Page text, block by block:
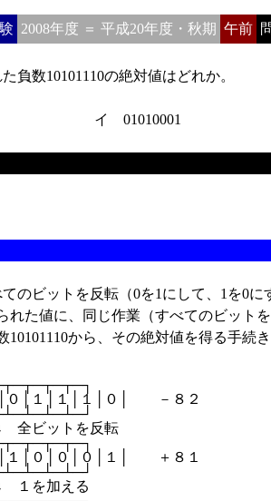
2008年度 ＝ 平成20年度・秋期 午前
負数10101110の絶対値はどれか。
イ 01010001
のビットを反転（0を1にして、1を0に
た値に、同じ作業（すべてのビット
から、その絶対値を得る手続
│１│１│０│　　－８２
トを反転
│０│０│１│　　＋８１
える